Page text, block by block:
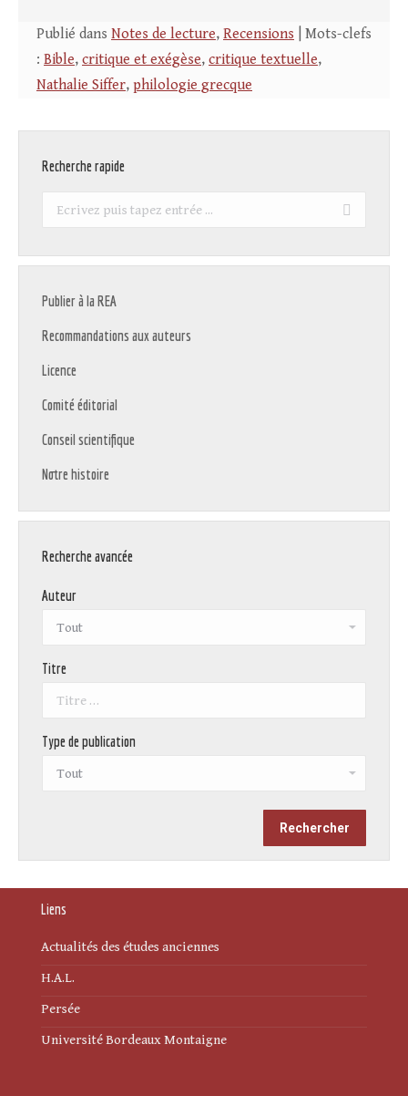
Publié dans Notes de lecture, Recensions | Mots-clefs
: Bible, critique et exégèse, critique textuelle,
Nathalie Siffer, philologie grecque
Recherche rapide
Recherche
Publier à la REA
Recommandations aux auteurs
Licence
Comité éditorial
Conseil scientifique
Notre histoire
Recherche avancée
Auteur
Titre
Type de publication
Liens
Actualités des études anciennes
H.A.L.
Persée
Université Bordeaux Montaigne